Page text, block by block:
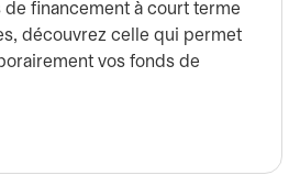
de financement à court terme
découvrez celle qui permet
vos fonds de